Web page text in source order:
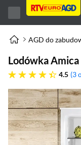
AGD do
Lodówka
4.5
4.5 gwiazdek 3